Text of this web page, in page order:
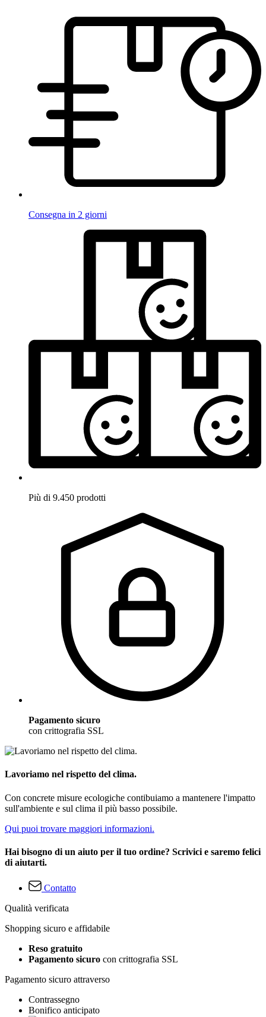
Consegna in 2 giorni
Più di 9.450 prodotti
Pagamento sicuro
con crittografia SSL
Lavoriamo nel rispetto del clima.
Con concrete misure ecologiche contibuiamo a mantenere l'impatto
sull'ambiente e sul clima il più basso possibile.
Qui puoi trovare maggiori informazioni.
Hai bisogno di un aiuto per il tuo ordine? Scrivici e saremo felici
di aiutarti.
Contatto
Qualità verificata
Shopping sicuro e affidabile
Reso gratuito
Pagamento sicuro con crittografia SSL
Pagamento sicuro attraverso
Contrassegno
Bonifico anticipato